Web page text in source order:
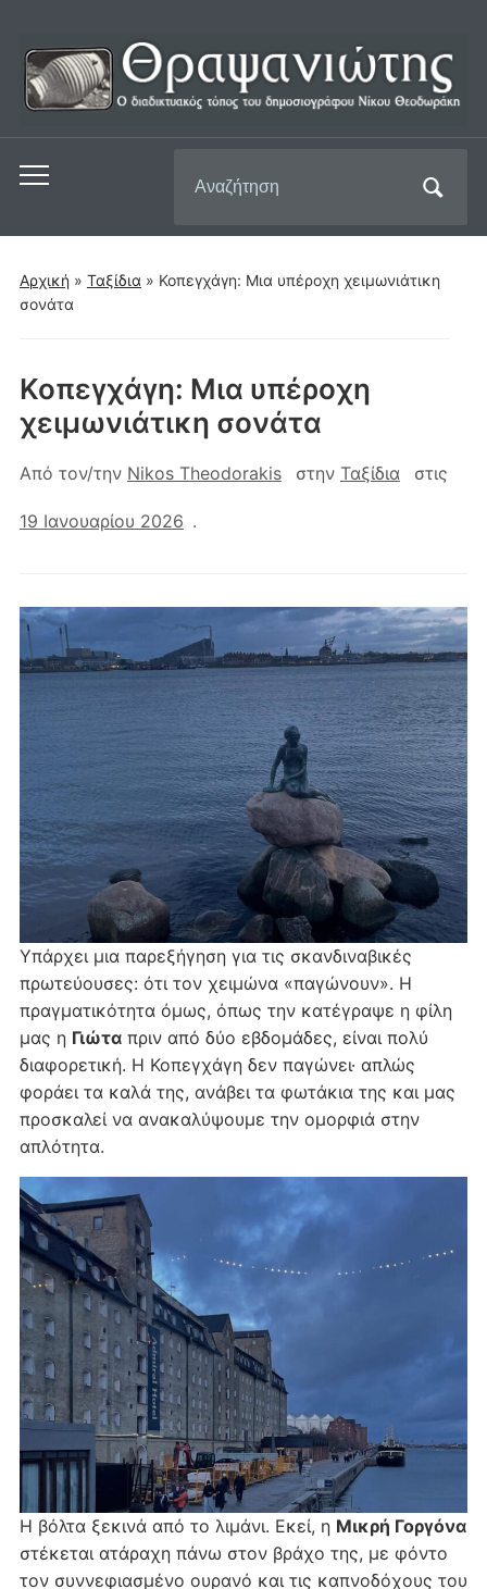
Εναλλαγή
μενού
για
κινητά
για:
Αρχική » Ταξίδια » Κοπεγχάγη: Μια υπέροχη χειμωνιάτικη
σονάτα
Κοπεγχάγη: Μια υπέροχη
χειμωνιάτικη σονάτα
Από τον/την Nikos Theodorakis στην Ταξίδια στις
19 Ιανουαρίου 2026 .
Υπάρχει μια παρεξήγηση για τις σκανδιναβικές
πρωτεύουσες: ότι τον χειμώνα «παγώνουν». Η
πραγματικότητα όμως, όπως την κατέγραψε η φίλη
μας η Γιώταπριν από δύο εβδομάδες, είναι πολύ
διαφορετική. Η Κοπεγχάγη δεν παγώνει· απλώς
φοράει τα καλά της, ανάβει τα φωτάκια της και μας
προσκαλεί να ανακαλύψουμε την ομορφιά στην
απλότητα.
Η βόλτα ξεκινά από το λιμάνι. Εκεί, η Μικρή Γοργόνα
στέκεται ατάραχη πάνω στον βράχο της, με φόντο
τον συννεφιασμένο ουρανό και τις καπνοδόχους του